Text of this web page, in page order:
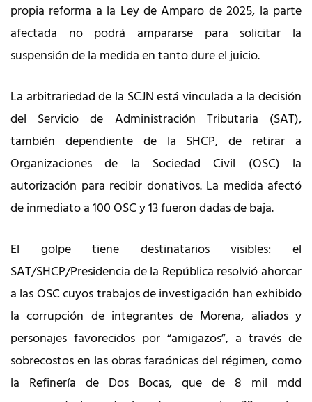
propia reforma a la Ley de Amparo de 2025, la parte
afectada no podrá ampararse para solicitar la
suspensión de la medida en tanto dure el juicio.
La arbitrariedad de la SCJN está vinculada a la decisión
del Servicio de Administración Tributaria (SAT),
también dependiente de la SHCP, de retirar a
Organizaciones de la Sociedad Civil (OSC) la
autorización para recibir donativos. La medida afectó
de inmediato a 100 OSC y 13 fueron dadas de baja.
El golpe tiene destinatarios visibles: el
SAT/SHCP/Presidencia de la República resolvió ahorcar
a las OSC cuyos trabajos de investigación han exhibido
la corrupción de integrantes de Morena, aliados y
personajes favorecidos por “amigazos”, a través de
sobrecostos en las obras faraónicas del régimen, como
la Refinería de Dos Bocas, que de 8 mil mdd